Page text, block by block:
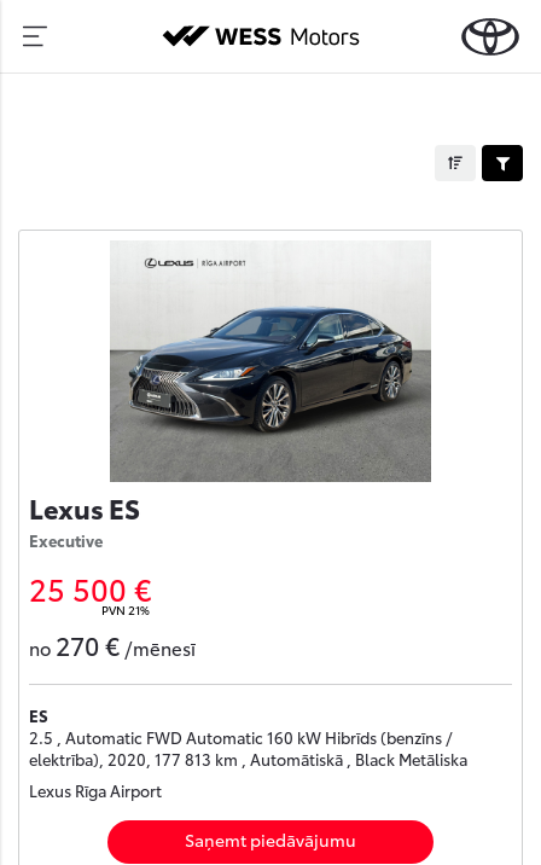
Lexus ES
Executive
25 500 €
PVN 21%
no 270 € /mēnesī
ES
2.5 , Automatic FWD Automatic 160 kW Hibrīds (benzīns /
elektrība), 2020, 177 813 km , Automātiskā , Black Metāliska
Lexus Rīga Airport
Saņemt piedāvājumu